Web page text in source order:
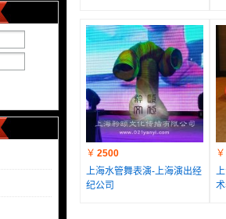
￥ 2500
上海水管舞表演-上海演出经
纪公司
￥